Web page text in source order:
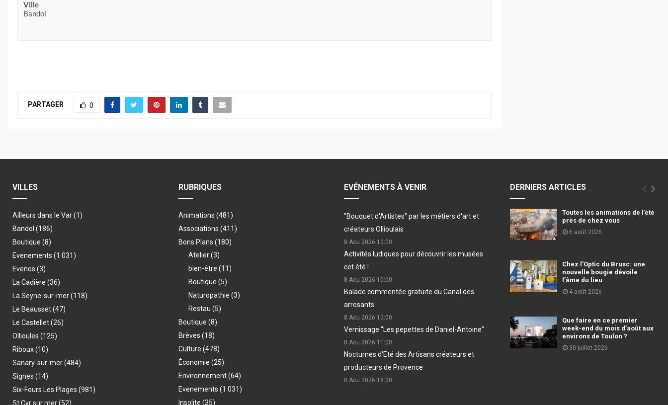
Ville
Bandol
PARTAGER 0
VILLES
Ailleurs dans le Var(1)
Bandol (186)
Boutique (8)
Evenements (1 031)
Evenos (3)
La Cadière (36)
La Seyne-sur-mer(118)
Le Beausset(47)
Le Castellet(26)
Ollioules (125)
Riboux(10)
Sanary-sur-mer(484)
Signes (14)
Six-Fours Les Plages (981)
St Cyr sur mer(52)
RUBRIQUES
Animations (481)
Associations (411)
Bons Plans (180)
Atelier(3)
bien-être (11)
Boutique (5)
Naturopathie (3)
Restau (5)
Boutique (8)
Brèves (18)
Culture (478)
Économie (25)
Environnement(64)
Evenements (1 031)
Insolite (35)
EVÉNEMENTS À VENIR
"Bouquet d'Artistes" par les métiers d'art et
créateurs Ollioulais
8 Aou 2026 10:00
Activités ludiques pour découvrir les musées
cet été !
8 Aou 2026 10:00
Balade commentée gratuite du Canal des
arrosants
8 Aou 2026 10:00
Vernissage "Les pepettes de Daniel-Antoine"
8 Aou 2026 11:00
Nocturnes d'Eté des Artisans créateurs et
producteurs de Provence
8 Aou 2026 18:00
DERNIERS ARTICLES
Toutes les animations de l’été
près de chez vous
6 août 2026
Chez l’Optic du Brusc: une
nouvelle bougie dévoile
l’âme du lieu
4 août 2026
Que faire en ce premier
week-end du mois d’août aux
environs de Toulon ?
30 juillet 2026